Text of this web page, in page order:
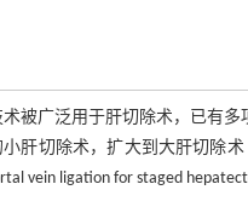
被广泛用于肝切除术，已有
肝切除术，扩大到大肝切除术
ligation for staged